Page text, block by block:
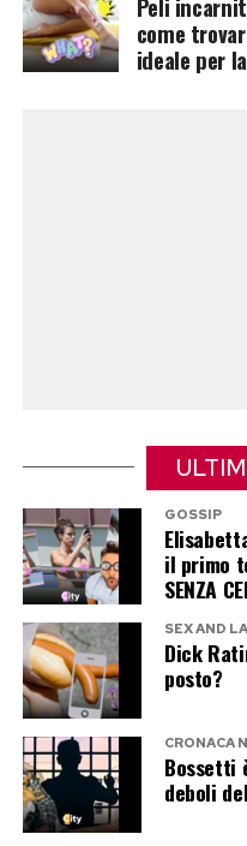
arricchisce la
magnesio e potassio,
Peli
come
ideale per
GOSSIP
il primo
SENZA
SEX AND
Dick
posto?
CRONACA
Bossetti
deboli